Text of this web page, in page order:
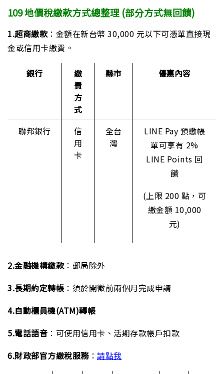
109 地價稅繳款方式總整理 (部分方式無回饋)
1.超商繳款：金額在新台幣 30,000 元以下可憑單直接現
金或信用卡繳費。
銀行
繳
費
方
式
縣市 優惠內容
聯邦銀行
信
用
卡
全台
灣
LINE Pay 預繳帳
單可享有 2%
LINE Points 回
饋
(上限 200 點，可
繳金額 10,000
元)
2.金融機構繳款：郵局除外
3.長期約定轉帳 ：須於開徵前兩個月完成申請
4.自動櫃員機(ATM)轉帳
5.電話語音 ：可使用信用卡、活期存款帳戶扣款
6.財政部官方繳稅服務： 請點我